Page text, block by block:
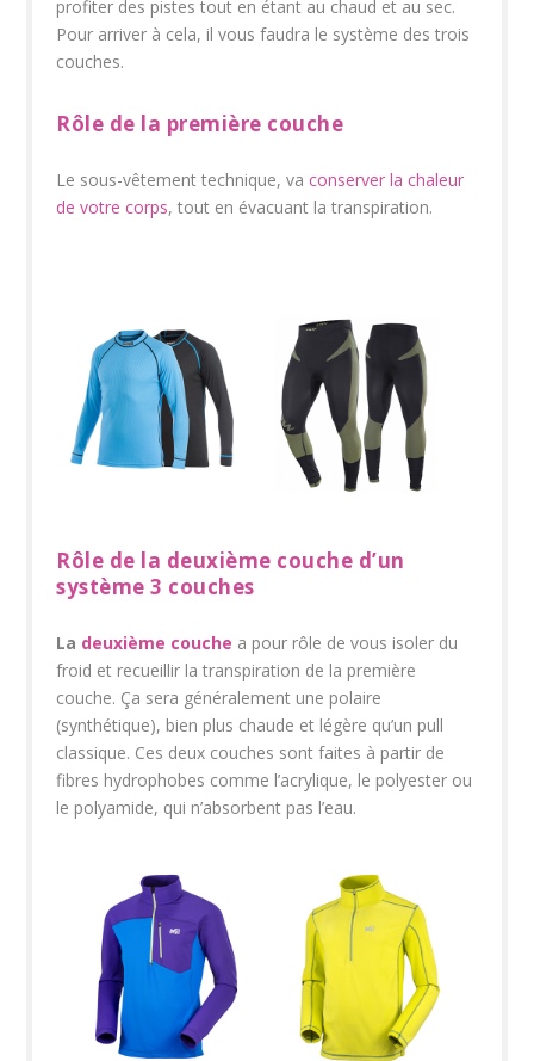
profiter des pistes tout en étant au chaud et au sec.
Pour arriver à cela, il vous faudra le système des trois
couches.
Rôle de la première couche
Le sous-vêtement technique, vaconserver la chaleur
de votre corps, tout en évacuant la transpiration.
Rôle de la deuxième couche d’un
système 3 couches
La deuxième couche a pour rôle de vous isoler du
froid et recueillir la transpiration de la première
couche. Ça sera généralement une polaire
(synthétique), bien plus chaude et légère qu’un pull
classique. Ces deux couches sont faites à partir de
fibres hydrophobes comme l’acrylique, le polyester ou
le polyamide, qui n’absorbent pas l’eau.